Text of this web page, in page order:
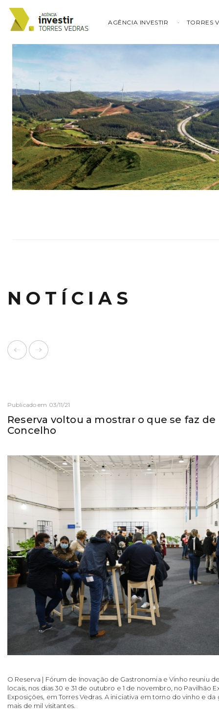
AGÊNCIA INVESTIR TORRES
NOTÍCIAS
Publicado em 03/11/21
Reserva voltou a mostrar o que se faz
Concelho
O Reserva | Fórum de Inovação de Gastronomia e Vinho reuniu
locais, nos dias 30 e 31 de outubro e 1 de novembro, no Pavilhão
Exposições, em Torres Vedras. A iniciativa em torno do vinho e
mais de mil visitantes.